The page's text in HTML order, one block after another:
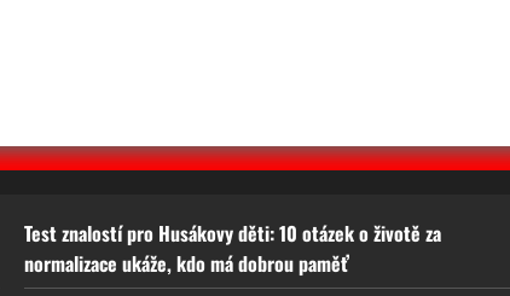
Test znalostí pro Husákovy děti: 10 otázek o životě za
normalizace ukáže, kdo má dobrou paměť